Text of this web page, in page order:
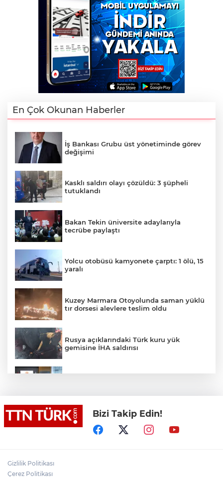
En Çok Okunan Haberler
İş Bankası Grubu üst yönetiminde görev
değişimi
Kasklı saldırı olayı çözüldü: 3 şüpheli
tutuklandı
Bakan Tekin üniversite adaylarıyla
tecrübe paylaştı
Yolcu otobüsü kamyonete çarptı: 1 ölü, 15
yaralı
Kuzey Marmara Otoyolunda saman yüklü
tır dorsesi alevlere teslim oldu
Rusya açıklarındaki Türk kuru yük
gemisine İHA saldırısı
Lukaku Fener’e mi, Beşiktaş’a mı geliyor?
Bizi Takip Edin!
Gizlilik Politikası
Çerez Politikası